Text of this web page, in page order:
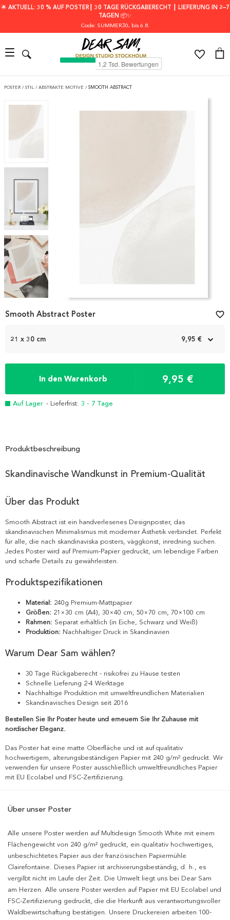
🌟 AKTUELL: 30 % AUF POSTER┃ 30 TAGE RÜCKGABERECHT ┃ LIEFERUNG IN 2–7
TAGEN 📦✨
Code: SUMMER30, bis 6.8.
POSTER / STIL / ABSTRAKTE MOTIVE / SMOOTH ABSTRACT
1
21 x 30 cm 9,95 €
In den Warenkorb 9,95 €
Auf Lager - Lieferfrist: 3 - 7 Tage
Smooth Abstract Poster favorite_border
Produktbeschreibung
Skandinavische Wandkunst in Premium-Qualität
Über das Produkt
Smooth Abstract ist ein handverlesenes Designposter, das
skandinavischen Minimalismus mit moderner Ästhetik verbindet. Perfekt
für alle, die nach skandinaviska posters, väggkonst, inredning suchen.
Jedes Poster wird auf Premium-Papier gedruckt, um lebendige Farben
und scharfe Details zu gewährleisten.
Produktspezifikationen
Material: 240g Premium-Mattpapier
Größen: 21×30 cm (A4), 30×40 cm, 50×70 cm, 70×100 cm
Rahmen: Separat erhältlich (in Eiche, Schwarz und Weiß)
Produktion: Nachhaltiger Druck in Skandinavien
Warum Dear Sam wählen?
30 Tage Rückgaberecht - risikofrei zu Hause testen
Schnelle Lieferung 2-4 Werktage
Nachhaltige Produktion mit umweltfreundlichen Materialien
Skandinavisches Design seit 2016
Bestellen Sie Ihr Poster heute und erneuern Sie Ihr Zuhause mit
nordischer Eleganz.
Das Poster hat eine matte Oberfläche und ist auf qualitativ
hochwertigem, alterungsbeständigen Papier mit 240 g/m² gedruckt. Wir
verwenden für unsere Poster ausschließlich umweltfreundliches Papier
mit EU Ecolabel und FSC-Zertifizierung.
Über unser Poster
Alle unsere Poster werden auf Multidesign Smooth White mit einem
Flächengewicht von 240 g/m² gedruckt, ein qualitativ hochwertiges,
unbeschichtetes Papier aus der französischen Papiermühle
Clairefontaine. Dieses Papier ist archivierungsbeständig, d. h., es
vergilbt nicht im Laufe der Zeit. Die Umwelt liegt uns bei Dear Sam
am Herzen. Alle unsere Poster werden auf Papier mit EU Ecolabel und
FSC-Zertifizierung gedruckt, die die Herkunft aus verantwortungsvoller
Waldbewirtschaftung bestätigen. Unsere Druckereien arbeiten 100-